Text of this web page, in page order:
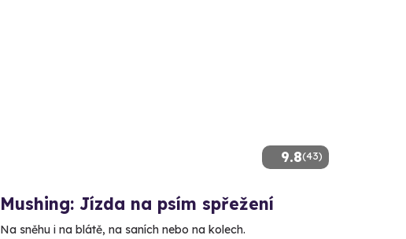
9.8(43)
Mushing: Jízda na psím spřežení
Na sněhu i na blátě, na saních nebo na kolech.